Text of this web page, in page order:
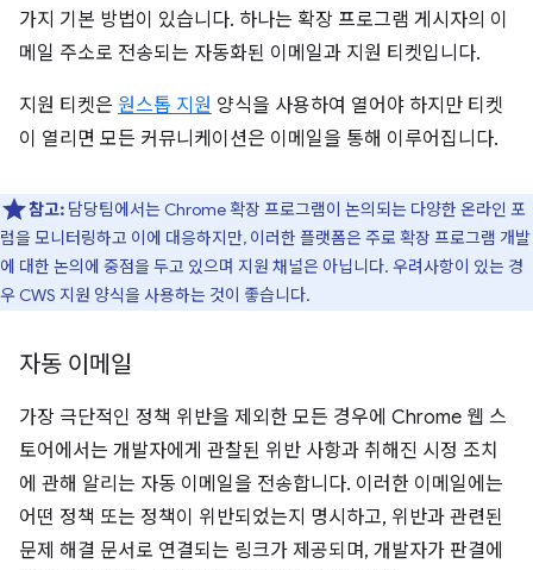
가지 기본 방법이 있습니다. 하나는 확장 프로그램 게시자의 이
메일 주소로 전송되는 자동화된 이메일과 지원 티켓입니다.
지원 티켓은 원스톱 지원 양식을 사용하여 열어야 하지만 티켓
이 열리면 모든 커뮤니케이션은 이메일을 통해 이루어집니다.
참고: 담당팀에서는 Chrome 확장 프로그램이 논의되는 다양한 온라인 포
럼을 모니터링하고 이에 대응하지만, 이러한 플랫폼은 주로 확장 프로그램 개발
에 대한 논의에 중점을 두고 있으며 지원 채널은 아닙니다. 우려사항이 있는 경
우 CWS 지원 양식을 사용하는 것이 좋습니다.
자동 이메일
가장 극단적인 정책 위반을 제외한 모든 경우에 Chrome 웹 스
토어에서는 개발자에게 관찰된 위반 사항과 취해진 시정 조치
에 관해 알리는 자동 이메일을 전송합니다. 이러한 이메일에는
어떤 정책 또는 정책이 위반되었는지 명시하고, 위반과 관련된
문제 해결 문서로 연결되는 링크가 제공되며, 개발자가 판결에